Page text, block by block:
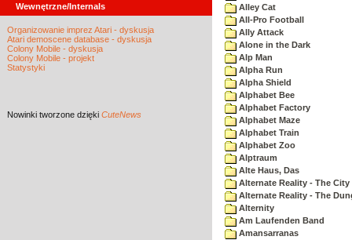
Wewnętrzne/Internals
Organizowanie imprez Atari - dyskusja
Atari demoscene database - dyskusja
Colony Mobile - dyskusja
Colony Mobile - projekt
Statystyki
Nowinki tworzone dzięki CuteNews
Alley Cat
All-Pro Football
Ally Attack
Alone in the Dark
Alp Man
Alpha Run
Alpha Shield
Alphabet Bee
Alphabet Factory
Alphabet Maze
Alphabet Train
Alphabet Zoo
Alptraum
Alte Haus, Das
Alternate Reality - The City
Alternate Reality - The
Alternity
Am Laufenden Band
Amansarranas